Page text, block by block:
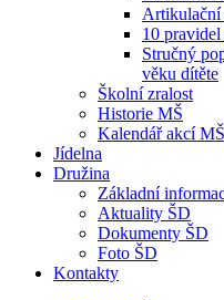
Artikulační
10
Stručný
věku dítěte
Školní zralost
Historie MŠ
Kalendář akcí MŠ
Jídelna
Družina
Základní
Aktuality ŠD
Dokumenty ŠD
Foto ŠD
Kontakty